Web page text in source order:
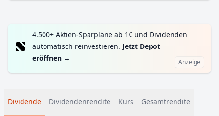
4.500+ Aktien-Sparpläne ab 1€ und Dividenden
automatisch reinvestieren. Jetzt Depot
eröffnen → Anzeige
Dividende Dividendenrendite Kurs Gesamtrendite